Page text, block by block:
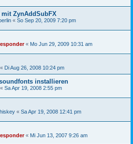
ZynAddSubFX
« So Sep 20, 2009 7:20 pm
« Mo Jun 29, 2009 10:31 am
« Di Aug 26, 2008 10:24 pm
installieren
« Sa Apr 19, 2008 2:55 pm
« Sa Apr 19, 2008 12:41 pm
« Mi Jun 13, 2007 9:26 am